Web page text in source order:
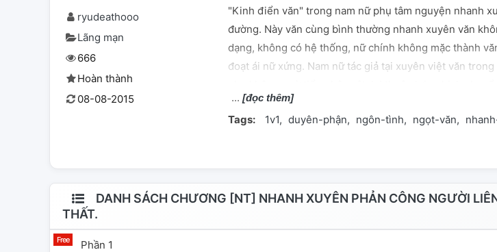
ryudeathooo
Lãng mạn
666
Hoàn thành
08-08-2015
"Kinh điển văn" trong nam nữ phụ tâm nguyện nhanh
đường. Này văn cùng bình thường nhanh xuyên văn
dạng, không có hệ thống, nữ chính không mặc thành
đoạt ái nữ xứng. Nam nữ tác giả tại xuyên việt văn
Hai cái oan gia vui vẻ tại giúp nhau ghét bỏ xuyên việt
sau cùng yêu mến lẫn nhau. ~ Ps xuyên việt con đường
queo kế hoạch Nội dung nhãn hiệu: Duyên phận bất
dương, hạ ngạn thụy ┃ vai phụ: Hạ lăng dạ, lưu tranh,
[đọc thêm]
Tags: 1v1 duyên-phận ngôn-tình ngọt-văn
DANH SÁCH CHƯƠNG [NT] NHANH XUYÊN PHẢN CÔNG NGƯỜI
THẤT.
Phần 1